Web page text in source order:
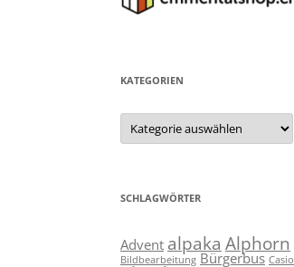
KATEGORIEN
Kategorien
SCHLAGWÖRTER
Advent alpaka Alphorn
Bildbearbeitung Bürgerbus Casio